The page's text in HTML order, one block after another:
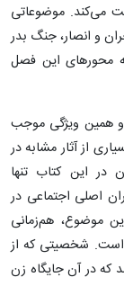
می‌کند. موضوعاتی
و انصار، جنگ بدر
محورهای این فصل
و همین ویژگی موجب
از آثار مشابه در
در این کتاب تنها
اصلی اجتماعی در
موضوع، هم‌زمانی
است. شخصیتی که از
در آن جایگاه زن